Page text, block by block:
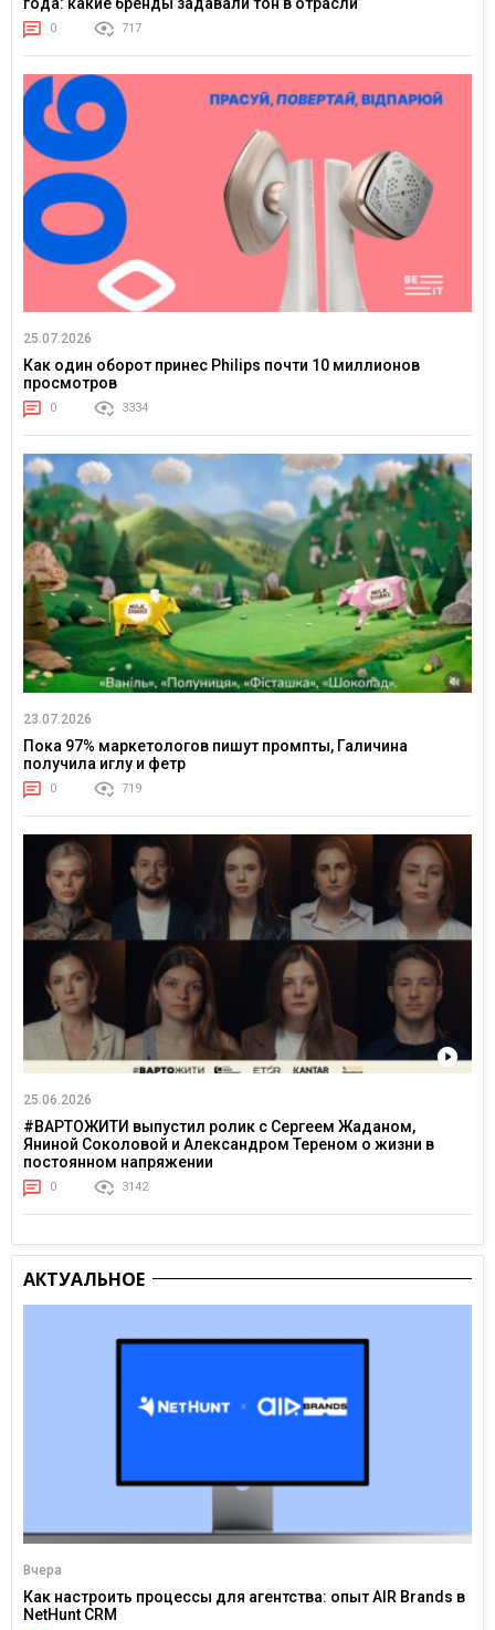
0 717
25.07.2026
Как один оборот принес Philips почти 10 миллионов
просмотров
0 3334
23.07.2026
Пока 97% маркетологов пишут промпты, Галичина
получила иглу и фетр
0 719
25.06.2026
#ВАРТОЖИТИ выпустил ролик с Сергеем Жаданом,
Яниной Соколовой и Александром Тереном о жизни в
постоянном напряжении
0 3142
АКТУАЛЬНОЕ
Вчера
Как настроить процессы для агентства: опыт AIR Brands в
NetHunt CRM